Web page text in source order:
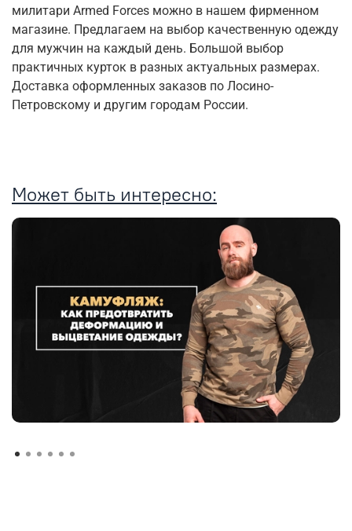
милитари Armed Forces можно в нашем фирменном
магазине. Предлагаем на выбор качественную одежду
для мужчин на каждый день. Большой выбор
практичных курток в разных актуальных размерах.
Доставка оформленных заказов по Лосино-
Петровскому и другим городам России.
Может быть интересно: